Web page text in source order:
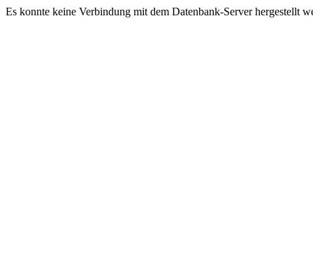
Es konnte keine Verbindung mit dem Datenbank-Server hergestellt